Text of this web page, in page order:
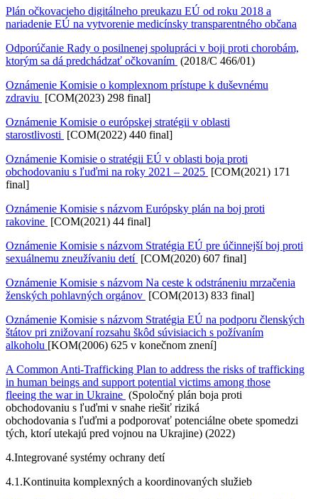
Plán očkovacieho digitálneho preukazu EÚ od roku 2018 a
nariadenie EÚ na vytvorenie medicínsky transparentného občana
Odporúčanie Rady o posilnenej spolupráci v boji proti chorobám,
ktorým sa dá predchádzať očkovaním (2018/C 466/01)
Oznámenie Komisie o komplexnom prístupe k duševnému
zdraviu [COM(2023) 298 final]
Oznámenie Komisie o európskej stratégii v oblasti
starostlivosti [COM(2022) 440 final]
Oznámenie Komisie o stratégii EÚ v oblasti boja proti
obchodovaniu s ľuďmi na roky 2021 – 2025 [COM(2021) 171
final]
Oznámenie Komisie s názvom Európsky plán na boj proti
rakovine [COM(2021) 44 final]
Oznámenie Komisie s názvom Stratégia EÚ pre účinnejší boj proti
sexuálnemu zneužívaniu detí [COM(2020) 607 final]
Oznámenie Komisie s názvom Na ceste k odstráneniu mrzačenia
ženských pohlavných orgánov [COM(2013) 833 final]
Oznámenie Komisie s názvom Stratégia EÚ na podporu členských
štátov pri znižovaní rozsahu škôd súvisiacich s požívaním
alkoholu [KOM(2006) 625 v konečnom znení]
A Common Anti-Trafficking Plan to address the risks of trafficking
in human beings and support potential victims among those
fleeing the war in Ukraine (Spoločný plán boja proti
obchodovaniu s ľuďmi v snahe riešiť riziká
obchodovania s ľuďmi a podporovať potenciálne obete spomedzi
tých, ktorí utekajú pred vojnou na Ukrajine) (2022)
4.Integrované systémy ochrany detí
4.1.Kontinuita komplexných a koordinovaných služieb